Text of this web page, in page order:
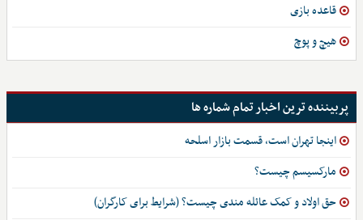
قاعده بازی
هیچ و پوچ
پربیننده ترین اخبار تمام شماره ها
اینجا تهران است، قسمت بازار اسلحه
مارکسیسم چیست؟
حق اولاد و کمک عائله مندی چیست؟ (شرایط برای کارگران)